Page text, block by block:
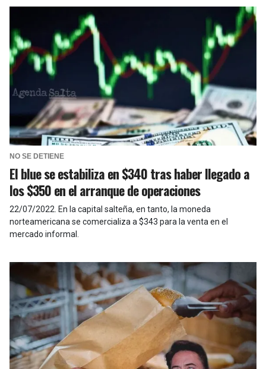
NO SE DETIENE
El blue se estabiliza en $340 tras haber llegado a
los $350 en el arranque de operaciones
22/07/2022 En la capital salteña, en tanto, la moneda
norteamericana se comercializa a $343 para la venta en el
mercado informal.